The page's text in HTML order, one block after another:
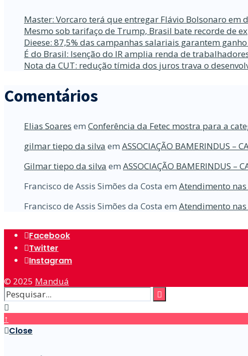
Master: Vorcaro terá que entregar Flávio Bolsonaro
Mesmo sob tarifaço de Trump, Brasil bate recorde de
Dieese: 87,5% das campanhas salariais garantem
É do Brasil: Isenção do IR amplia renda de
Nota da CUT: redução tímida dos juros trava o
Comentários
Elias Soares em Conferência da Fetec mostra para a
gilmar tiepo da silva em ASSOCIAÇÃO BAMERINDUS –
Gilmar tiepo da silva em ASSOCIAÇÃO BAMERINDUS –
Francisco de Assis Simões da Costa em Atendimento
Francisco de Assis Simões da Costa em Atendimento
Facebook
Twitter
Instagram
© 2025 Manduá
↑
Close